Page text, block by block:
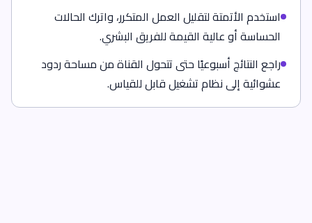
استخدم الأتمتة لتقليل العمل المتكرر، واترك الحالات
الحساسة أو عالية القيمة للفريق البشري.
راجع النتائج أسبوعيًا حتى تتحول القناة من مساحة ردود
عشوائية إلى نظام تشغيل قابل للقياس.